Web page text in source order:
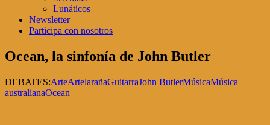
Lunáticos
Newsletter
Participa con nosotros
Ocean, la sinfonía de John Butler
DEBATES:ArteArtelarañaGuitarraJohn ButlerMúsicaMúsica
australianaOcean